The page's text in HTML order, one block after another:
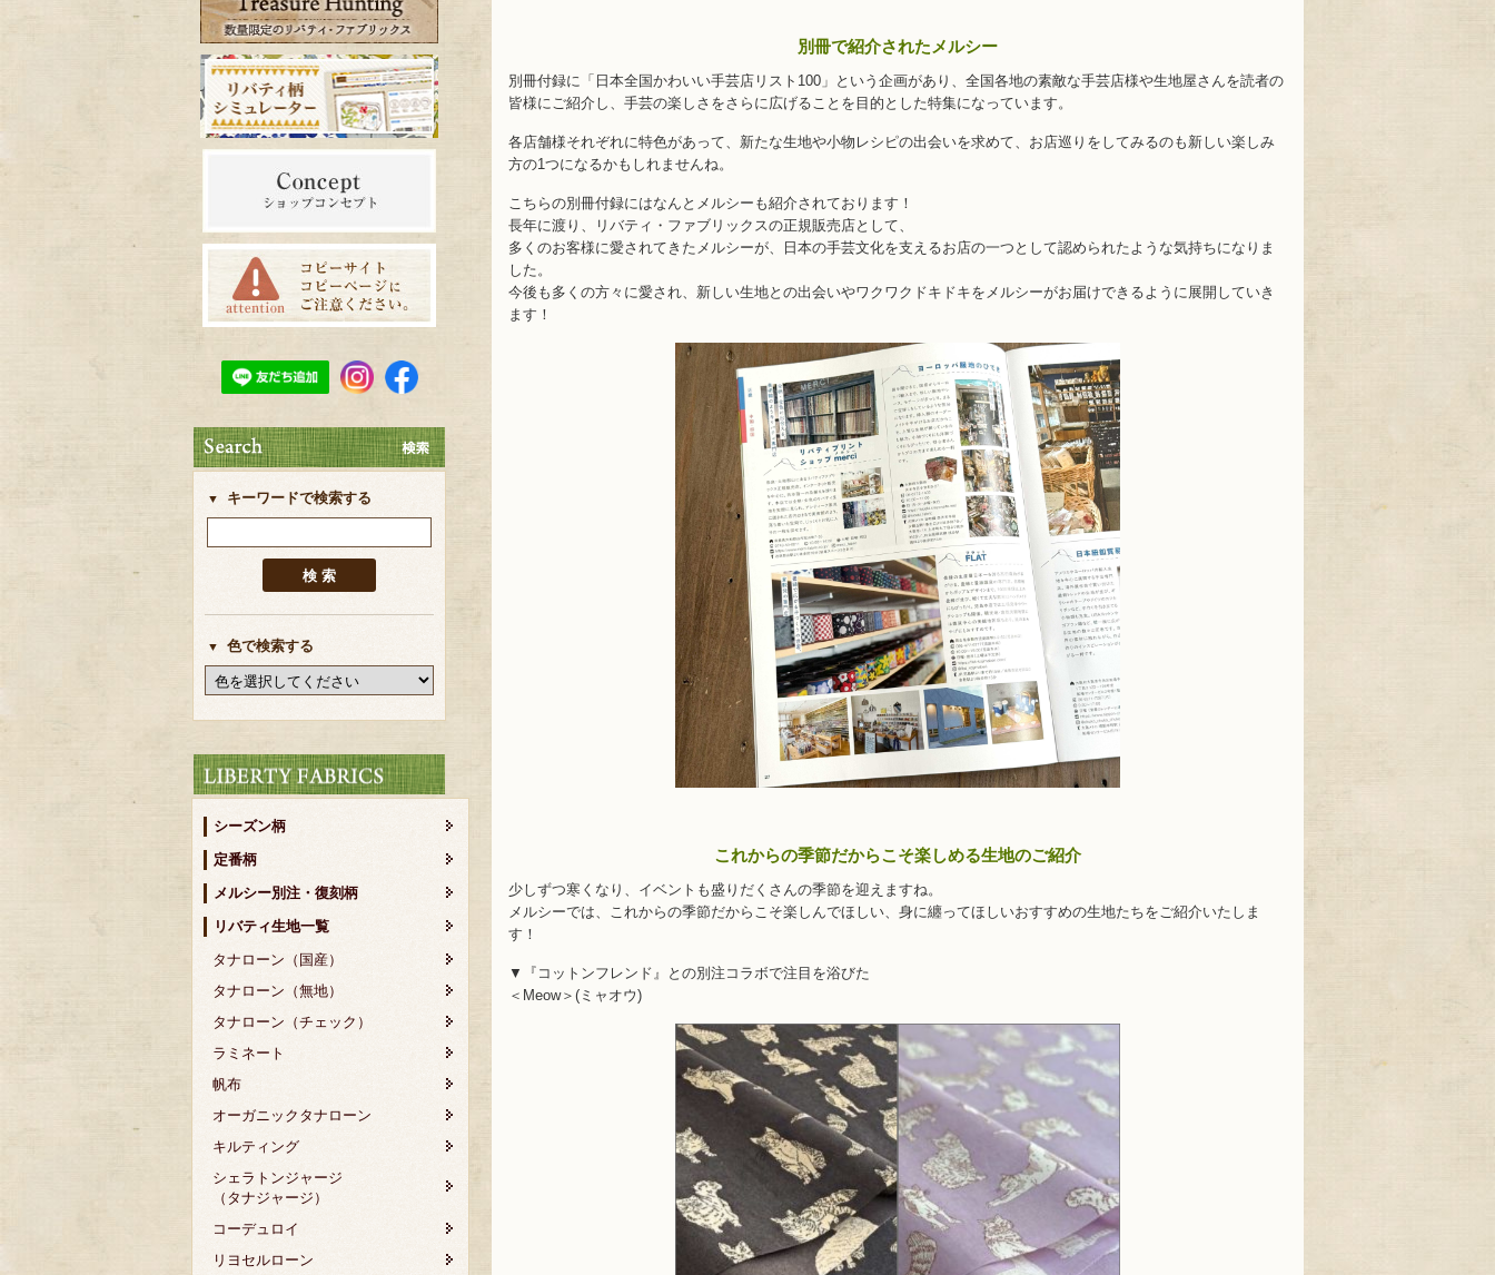
キーワードで検索する
色で検索する
シーズン柄
定番柄
メルシー別注・復刻柄
リバティ生地一覧
タナローン（国産）
タナローン（無地）
タナローン（チェック）
ラミネート
帆布
オーガニックタナローン
キルティング
シェラトンジャージ
（タナジャージ）
コーデュロイ
リヨセルローン
別冊で紹介されたメルシー
別冊付録に「日本全国かわいい手芸店リスト100」という企画があり、全国各地の素敵な手芸店様や生地屋さんを読者の
皆様にご紹介し、手芸の楽しさをさらに広げることを目的とした特集になっています。
各店舗様それぞれに特色があって、新たな生地や小物レシピの出会いを求めて、お店巡りをしてみるのも新しい楽しみ
方の1つになるかもしれませんね。
こちらの別冊付録にはなんとメルシーも紹介されております！
長年に渡り、リバティ・ファブリックスの正規販売店として、
多くのお客様に愛されてきたメルシーが、日本の手芸文化を支えるお店の一つとして認められたような気持ちになりま
した。
今後も多くの方々に愛され、新しい生地との出会いやワクワクドキドキをメルシーがお届けできるように展開していき
ます！
これからの季節だからこそ楽しめる生地のご紹介
少しずつ寒くなり、イベントも盛りだくさんの季節を迎えますね。
メルシーでは、これからの季節だからこそ楽しんでほしい、身に纏ってほしいおすすめの生地たちをご紹介いたしま
す！
▼『コットンフレンド』との別注コラボで注目を浴びた
＜Meow＞(ミャオウ)